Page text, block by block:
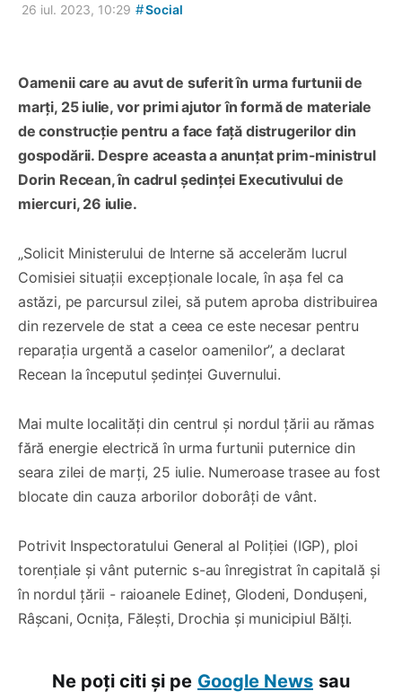
26 iul. 2023, 10:29 #Social
Oamenii care au avut de suferit în urma furtunii de
marți, 25 iulie, vor primi ajutor în formă de materiale
de construcție pentru a face față distrugerilor din
gospodării. Despre aceasta a anunțat prim-ministrul
Dorin Recean, în cadrul ședinței Executivului de
miercuri, 26 iulie.
„Solicit Ministerului de Interne să accelerăm lucrul
Comisiei situații excepționale locale, în așa fel ca
astăzi, pe parcursul zilei, să putem aproba distribuirea
din rezervele de stat a ceea ce este necesar pentru
reparația urgentă a caselor oamenilor”, a declarat
Recean la începutul ședinței Guvernului.
Mai multe localități din centrul și nordul țării au rămas
fără energie electrică în urma furtunii puternice din
seara zilei de marți, 25 iulie. Numeroase trasee au fost
blocate din cauza arborilor doborâți de vânt.
Potrivit Inspectoratului General al Poliției (IGP), ploi
torențiale și vânt puternic s-au înregistrat în capitală și
în nordul țării - raioanele Edineț, Glodeni, Dondușeni,
Râșcani, Ocnița, Fălești, Drochia și municipiul Bălți.
Ne poți citi și pe Google News sau